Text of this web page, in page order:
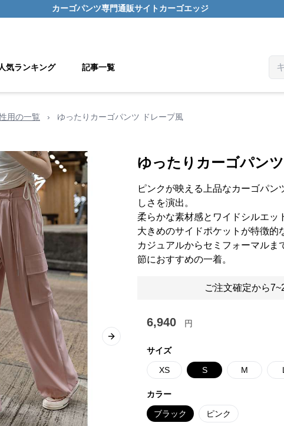
カーゴパンツ専門通販サイト カーゴエッジ
人気ランキング 記事一覧
用の一覧 › ゆったりカーゴパンツ ドレープ風
Next slide
ゆったりカーゴパン
ピンクが映える上品なカーゴパン
しさを演出。
柔らかな素材感とワイドシルエッ
大きめのサイドポケットが特徴的
カジュアルからセミフォーマル
節におすすめの一着。
ご注文確定から
6,940 円
サイズ
XS S M L
カラー
ブラック ピンク